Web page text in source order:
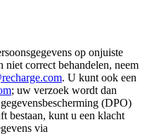
op onjuiste
correct behandelen, neem
. U kunt ook een
; uw verzoek wordt dan
(DPO)
bestaan, kunt u een klacht
via